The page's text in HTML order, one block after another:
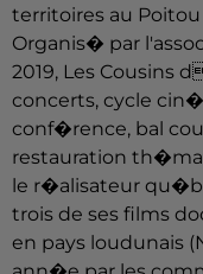
territoires au
Organis� par
2019, Les Cousins
concerts, cycle
conf�rence, bal
restauration
le r�alisateur
trois de ses films
en pays loudunais